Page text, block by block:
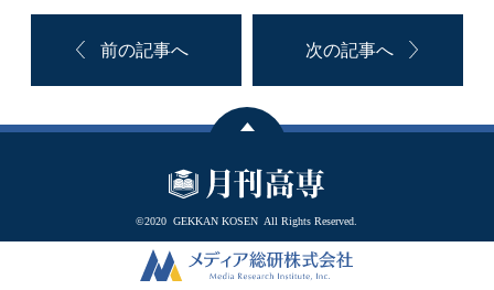
前の記事へ 次の記事へ
©2020 GEKKAN KOSEN All Rights Reserved.